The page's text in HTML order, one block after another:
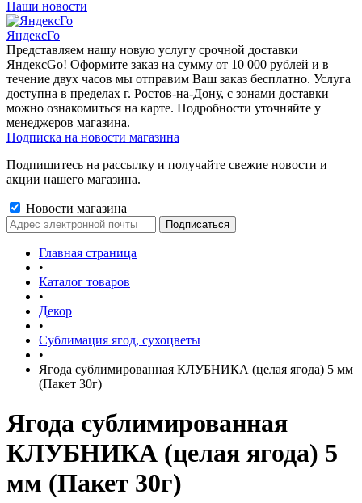
Наши новости
ЯндексГо
Представляем нашу новую услугу срочной доставки
ЯндексGo! Оформите заказ на сумму от 10 000 рублей и в
течение двух часов мы отправим Ваш заказ бесплатно. Услуга
доступна в пределах г. Ростов-на-Дону, с зонами доставки
можно ознакомиться на карте. Подробности уточняйте у
менеджеров магазина.
Подписка на новости магазина
Подпишитесь на рассылку и получайте свежие новости и
акции нашего магазина.
Новости магазина
Главная страница
•
Каталог товаров
•
Декор
•
Сублимация ягод, сухоцветы
•
Ягода сублимированная КЛУБНИКА (целая ягода) 5 мм
(Пакет 30г)
Ягода сублимированная
КЛУБНИКА (целая ягода) 5
мм (Пакет 30г)